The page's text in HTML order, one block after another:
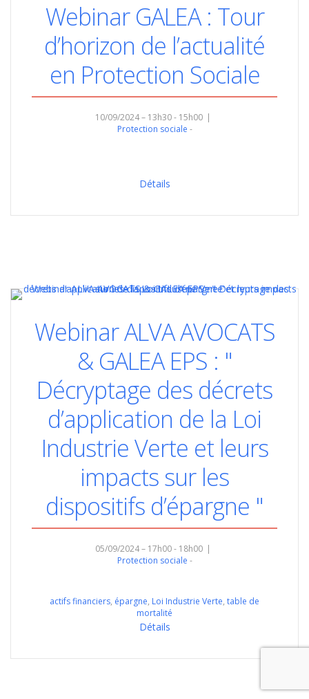
Webinar GALEA : Tour
d’horizon de l’actualité
en Protection Sociale
10/09/2024 – 13h30 - 15h00
Protection sociale
Détails
Webinar ALVA AVOCATS
& GALEA EPS : "
Décryptage des décrets
d’application de la Loi
Industrie Verte et leurs
impacts sur les
dispositifs d’épargne "
05/09/2024 – 17h00 - 18h00
Protection sociale
actifs financiers, épargne, Loi Industrie Verte, table de
mortalité
Détails